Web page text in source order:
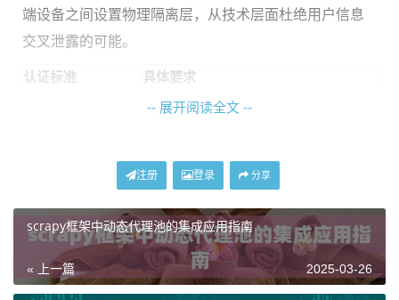
端设备之间设置物理隔离层，从技术层面杜绝用户信息
交叉泄露的可能。
认证标准
具体要求
欧盟用户数据处理规范
信息安全管理体系认证
如何验证代理IP供应商的合规性
查看服务商的资质证书公示是首要步骤。合规的代理IP
-- 展开阅读全文 --
注册 登录 分享
scrapy框架中动态代理池的集成应用指南
« 上一篇 2025-03-26